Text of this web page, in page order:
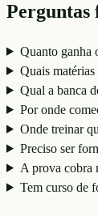
Perguntas
Quanto ganha
Quais
Qual a banca
Por onde
Onde treinar
Preciso ser
A prova cobra
Tem curso de